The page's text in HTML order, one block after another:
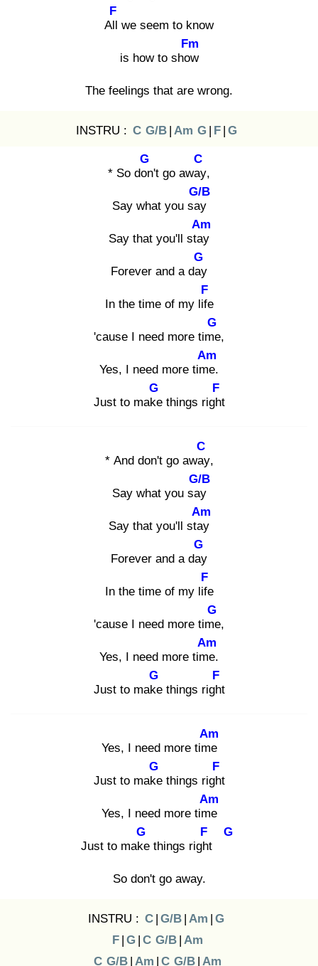
All
F
we seem to know
is how to show
Fm
The feelings that are wrong.
INSTRU : C G/B | Am G | F | G
* So don
G
't go away
C
,
Say what you say
G/B
Say that you'll stay
Am
Forever and a day
G
In the time of my life
F
'cause I need more time
G
,
Yes, I need more time
Am
.
Just to make
G
things right
F
* And don't go away
C
,
Say what you say
G/B
Say that you'll stay
Am
Forever and a day
G
In the time of my life
F
'cause I need more time
G
,
Yes, I need more time
Am
.
Just to make
G
things right
F
Yes, I need more time
Am
Just to make
G
things right
F
Yes, I need more time
Am
Just to make
G
things right
F G
So don't go away.
INSTRU : C | G/B | Am | G
F | G | C G/B | Am
C G/B | Am | C G/B | Am